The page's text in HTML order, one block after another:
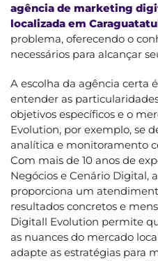
agência de marketing
localizada em
problema, oferecendo o
necessários para alcançar
A escolha da agência certa
entender as
objetivos específicos e o
Evolution, por exemplo, se
analítica e monitoramento
Com mais de 10 anos de
Negócios e Cenário Digital,
proporciona um
resultados concretos e
Digitall Evolution permite
as nuances do mercado
adapte as estratégias para